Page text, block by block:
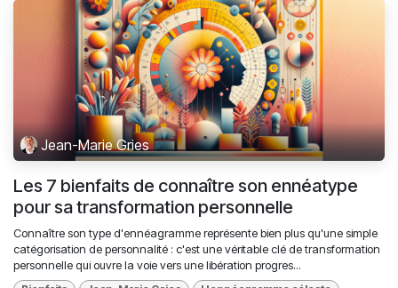
Jean-Marie Gries
Les 7 bienfaits de connaître son ennéatype
pour sa transformation personnelle
Connaître son type d'ennéagramme représente bien plus qu'une simple
catégorisation de personnalité : c'est une véritable clé de transformation
personnelle qui ouvre la voie vers une libération progres...